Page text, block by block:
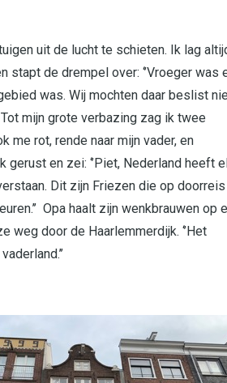
uit de lucht te schieten. Ik lag
stapt de drempel over: ‘’Vroeger was
was. Wij mochten daar beslist
mijn grote verbazing zag ik twee
me rot, rende naar mijn vader, en
gerust en zei: ‘’Piet, Nederland heeft
Dit zijn Friezen die op doorreis
Opa haalt zijn wenkbrauwen op
door de Haarlemmerdijk. ‘’Het